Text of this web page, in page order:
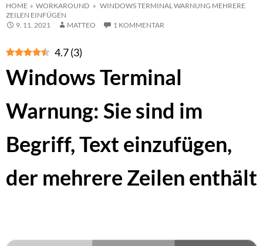
HOME » WORKAROUND » WINDOWS TERMINAL WARNUNG MEHRERE
ZEILEN EINFÜGEN
9. 11. 2021
MATTEO 1 KOMMENTAR
4.7(3)
Windows Terminal
Warnung: Sie sind im
Begriff, Text einzufügen,
der mehrere Zeilen enthält